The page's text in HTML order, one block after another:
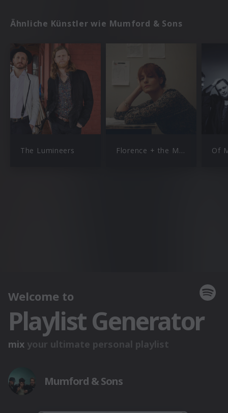
Ähnliche Künstler wie Mumford & Sons
The Lumineers Florence + the Machine